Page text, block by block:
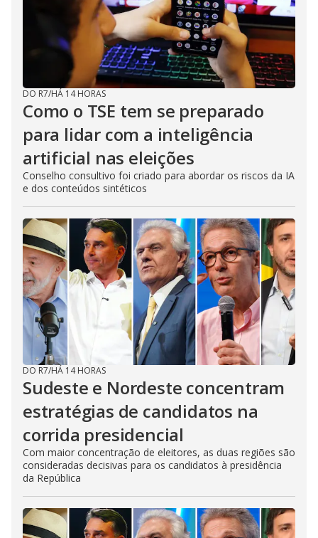
DO R7/HÁ 14 HORAS
Como o TSE tem se preparado
para lidar com a inteligência
artificial nas eleições
Conselho consultivo foi criado para abordar os riscos da IA
e dos conteúdos sintéticos
DO R7/HÁ 14 HORAS
Sudeste e Nordeste concentram
estratégias de candidatos na
corrida presidencial
Com maior concentração de eleitores, as duas regiões são
consideradas decisivas para os candidatos à presidência
da República